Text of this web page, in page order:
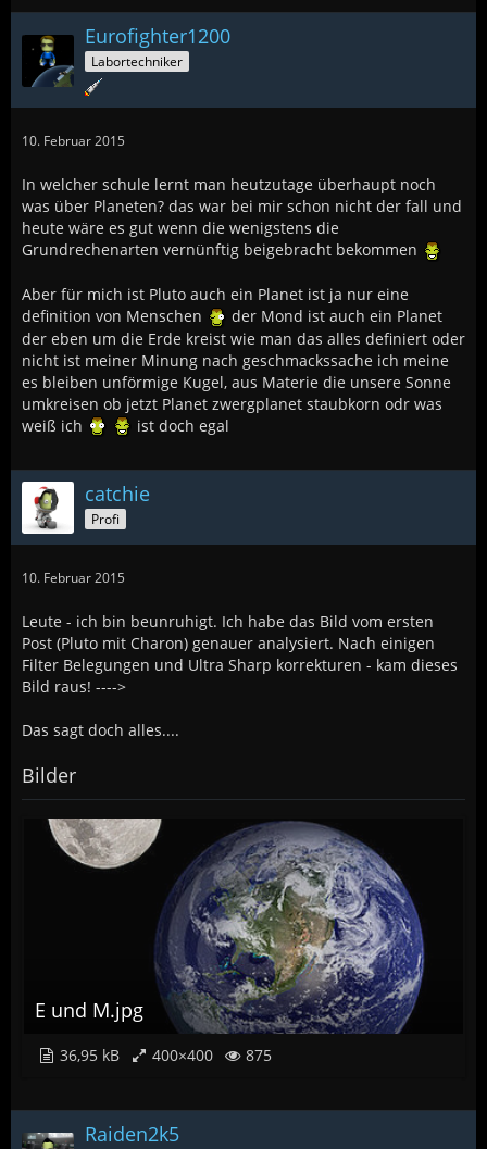
Eurofighter1200
Labortechniker
10. Februar 2015
In welcher schule lernt man heutzutage überhaupt noch
was über Planeten? das war bei mir schon nicht der fall und
heute wäre es gut wenn die wenigstens die
Grundrechenarten vernünftig beigebracht bekommen
Aber für mich ist Pluto auch ein Planet ist ja nur eine
definition von Menschen
der Mond ist auch ein Planet
der eben um die Erde kreist wie man das alles definiert oder
nicht ist meiner Minung nach geschmackssache ich meine
es bleiben unförmige Kugel, aus Materie die unsere Sonne
umkreisen ob jetzt Planet zwergplanet staubkorn odr was
weiß ich
ist doch egal
catchie
Profi
10. Februar 2015
Leute - ich bin beunruhigt. Ich habe das Bild vom ersten
Post (Pluto mit Charon) genauer analysiert. Nach einigen
Filter Belegungen und Ultra Sharp korrekturen - kam dieses
Bild raus! ---->
Das sagt doch alles....
Bilder
E und M.jpg
36,95 kB 400×400 875
Raiden2k5